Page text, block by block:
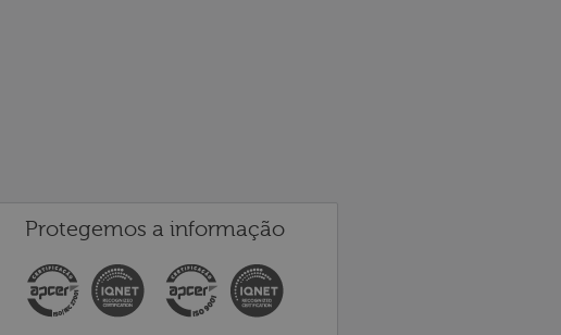
Protegemos a informação